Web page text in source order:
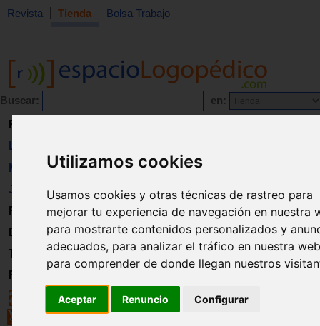
Utilizamos cookies
Usamos cookies y otras técnicas de rastreo para
mejorar tu experiencia de navegación en nuestra
para mostrarte contenidos personalizados y
adecuados, para analizar el tráfico en nuestra
para comprender de donde llegan nuestros
Aceptar Renuncio Configurar
Revista Tienda Bolsa Trabajo
Buscar: en:
Revista
Libros
Material
Juguetes
Formación
Directorio
Trabajo
Registro